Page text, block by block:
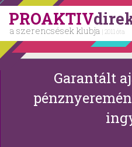
PROAKTIV
a szerencsések klubja | 2011 óta
Garantált